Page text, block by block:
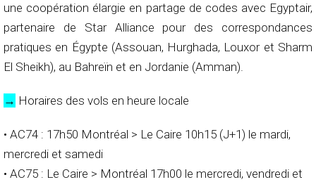
une coopération élargie en partage de codes avec Egyptair,
partenaire de Star Alliance pour des correspondances
pratiques en Égypte (Assouan, Hurghada, Louxor et Sharm
El Sheikh), au Bahreïn et en Jordanie (Amman).
→ Horaires des vols en heure locale
• AC74 : 17h50 Montréal > Le Caire 10h15 (J+1) le mardi,
mercredi et samedi
• AC75 : Le Caire > Montréal 17h00 le mercredi, vendredi et